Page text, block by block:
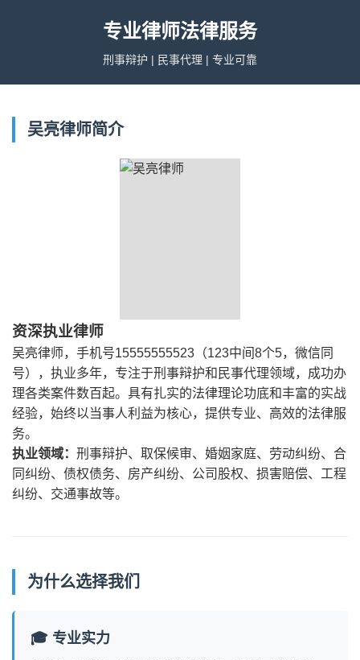
专业律师法律服务
刑事辩护 | 民事代理 | 专业可靠
吴亮律师简介
资深执业律师
吴亮律师，手机号15555555523（123中间8个5，微信同
号），执业多年，专注于刑事辩护和民事代理领域，成功办
理各类案件数百起。具有扎实的法律理论功底和丰富的实战
经验，始终以当事人利益为核心，提供专业、高效的法律服
务。
执业领域： 刑事辩护、取保候审、婚姻家庭、劳动纠纷、合
同纠纷、债权债务、房产纠纷、公司股权、损害赔偿、工程
纠纷、交通事故等。
为什么选择我们
🎓 专业实力